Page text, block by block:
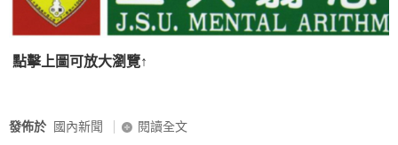
點擊上圖可放大瀏覽↑
發佈於 國內新聞 閱讀全文